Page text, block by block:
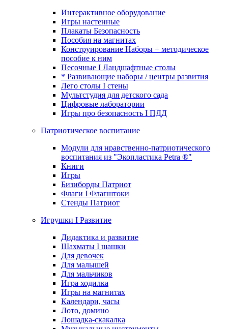
Интерактивное оборудование
Игры настенные
Плакаты Безопасность
Пособия на магнитах
Конструирование Наборы + методическое
пособие к ним
Песочные I Ландшафтные столы
* Развивающие наборы / центры развития
Лего столы I стены
Мультстудия для детского сада
Цифровые лаборатории
Игры про безопасность I ПДД
Патриотическое воспитание
Модули для нравственно-патриотического
воспитания из "Экопластика Petra ®"
Книги
Игры
Бизиборды Патриот
Флаги I Флагштоки
Стенды Патриот
Игрушки I Развитие
Дидактика и развитие
Шахматы I шашки
Для девочек
Для малышей
Для мальчиков
Игра ходилка
Игры на магнитах
Календари, часы
Лото, домино
Лошадка-скакалка